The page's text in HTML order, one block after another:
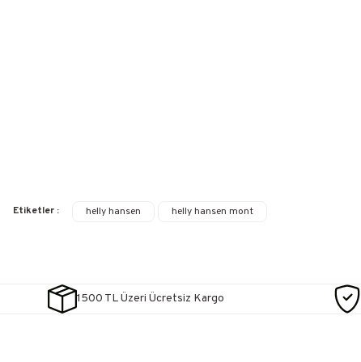
Etiketler : helly hansen helly hansen mont
1500 TL Üzeri Ücretsiz Kargo